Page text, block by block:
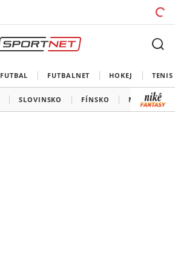
FUTBAL FUTBALNET HOKEJ TENIS
SLOVINSKO FÍNSKO NEMECKO